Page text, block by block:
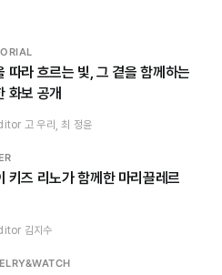
따라 흐르는 빛, 그 곁을 함께하는
화보 공개
고 우리, 최 정윤
키즈 리노가 함께한 마리끌레르
김지수